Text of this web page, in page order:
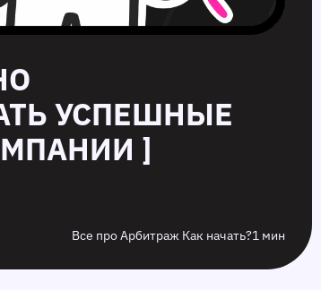
УСПЕШНЫЕ
]
Все про Арбитраж Как начать?1 мин